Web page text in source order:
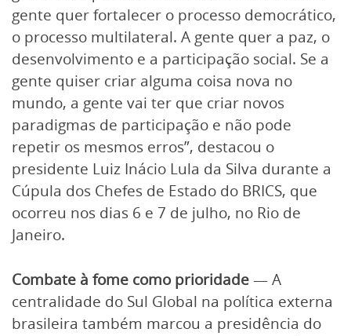
gente quer fortalecer o processo democrático,
o processo multilateral. A gente quer a paz, o
desenvolvimento e a participação social. Se a
gente quiser criar alguma coisa nova no
mundo, a gente vai ter que criar novos
paradigmas de participação e não pode
repetir os mesmos erros”, destacou o
presidente Luiz Inácio Lula da Silva durante a
Cúpula dos Chefes de Estado do BRICS, que
ocorreu nos dias 6 e 7 de julho, no Rio de
Janeiro.
Combate à fome como prioridade— A
centralidade do Sul Global na política externa
brasileira também marcou a presidência do